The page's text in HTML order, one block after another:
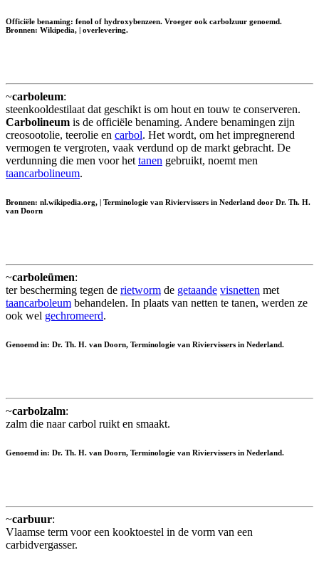
Officiële benaming: fenol of hydroxybenzeen. Vroeger ook carbolzuur genoemd.
Bronnen: Wikipedia, | overlevering.
~carboleum:
steenkooldestilaat dat geschikt is om hout en touw te conserveren.
Carbolineum is de officiële benaming. Andere benamingen zijn
creosootolie, teerolie en carbol. Het wordt, om het impregnerend
vermogen te vergroten, vaak verdund op de markt gebracht. De
verdunning die men voor het tanen gebruikt, noemt men
taancarbolineum.
Bronnen: nl.wikipedia.org, | Terminologie van Riviervissers in Nederland door Dr. Th. H.
van Doorn
~carboleümen:
ter bescherming tegen de rietworm de getaande visnetten met
taancarboleum behandelen. In plaats van netten te tanen, werden ze
ook wel gechromeerd.
Genoemd in: Dr. Th. H. van Doorn, Terminologie van Riviervissers in Nederland.
~carbolzalm:
zalm die naar carbol ruikt en smaakt.
Genoemd in: Dr. Th. H. van Doorn, Terminologie van Riviervissers in Nederland.
~carbuur:
Vlaamse term voor een kooktoestel in de vorm van een
carbidvergasser.